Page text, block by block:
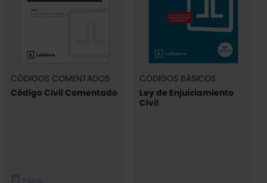
CÓDIGOS COMENTADOS
Código Civil Comentado
Papel
CÓDIGOS BÁSICOS
Ley de Enjuiciamiento
Civil